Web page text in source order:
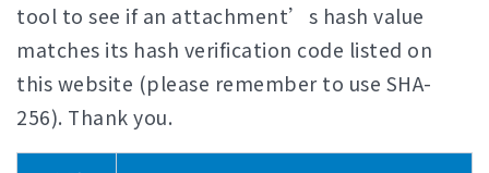
tool to see if an attachment’s hash value
matches its hash verification code listed on
this website (please remember to use SHA-
256). Thank you.